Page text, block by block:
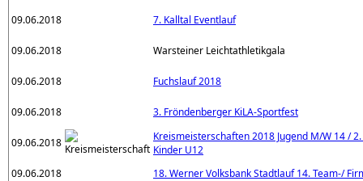
09.06.2018 7. Kalltal Eventlauf
09.06.2018 Warsteiner Leichtathletikgala
09.06.2018 Fuchslauf 2018
09.06.2018 3. Fröndenberger KiLA-Sportfest
09.06.2018
Kreismeisterschaften 2018 Jugend M/W 14 /
Kinder U12
09.06.2018
18. Werner Volksbank Stadtlauf 14. Team-/